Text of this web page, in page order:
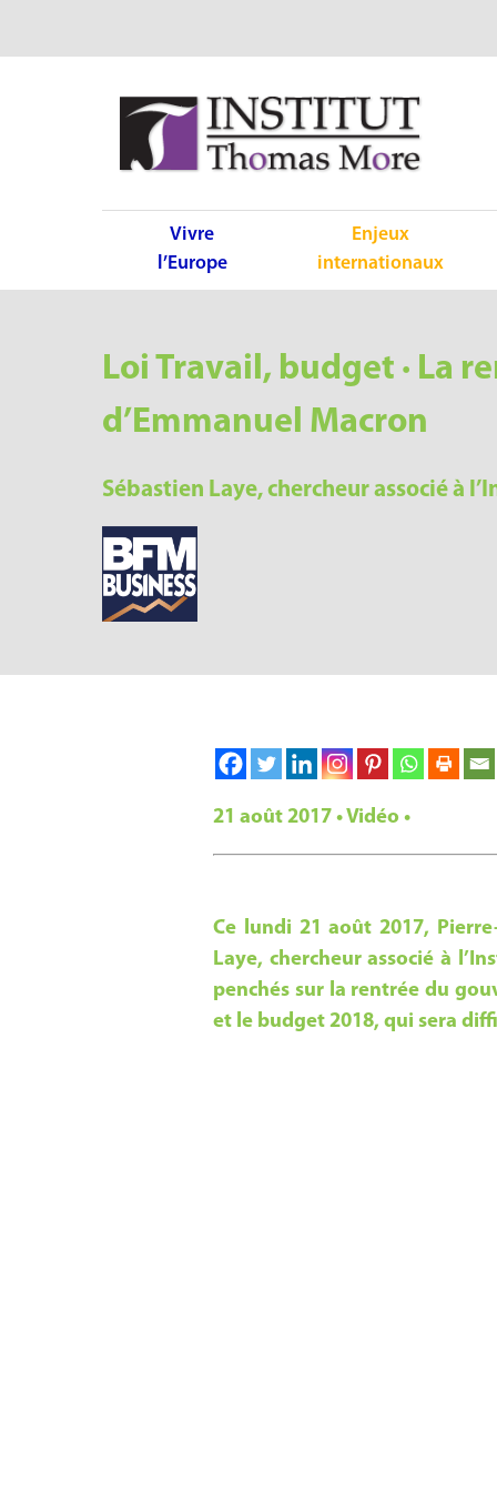
Vivre
l’Europe
Enjeux
internationaux
Loi Travail, budget · La
d’Emmanuel Macron
Sébastien Laye, chercheur associé à
21 août 2017 • Vidéo •
Ce lundi 21 août 2017,
Laye, chercheur associé à
penchés sur la rentrée du
et le budget 2018, qui sera